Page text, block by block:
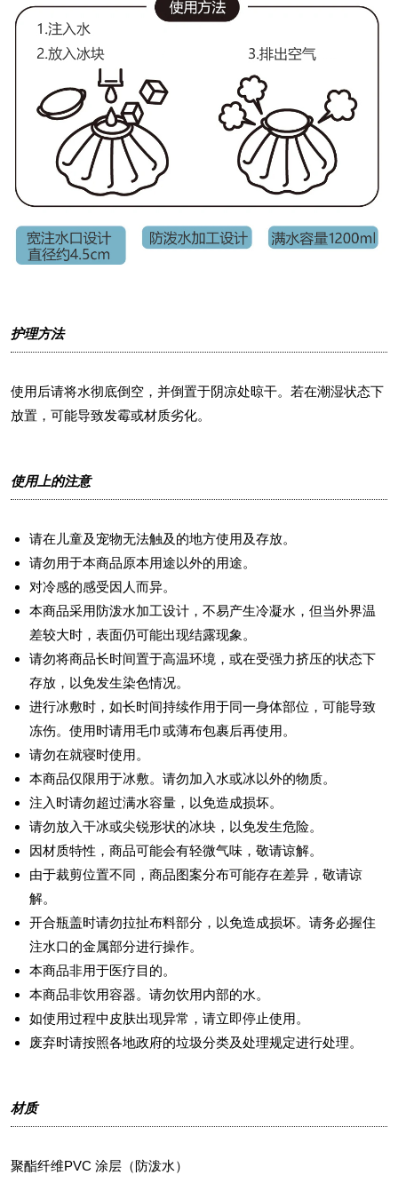
护理方法
使用后请将水彻底倒空，并倒置于阴凉处晾干。若在潮湿状态下
放置，可能导致发霉或材质劣化。
使用上的注意
请在儿童及宠物无法触及的地方使用及存放。
请勿用于本商品原本用途以外的用途。
对冷感的感受因人而异。
本商品采用防泼水加工设计，不易产生冷凝水，但当外界温
差较大时，表面仍可能出现结露现象。
请勿将商品长时间置于高温环境，或在受强力挤压的状态下
存放，以免发生染色情况。
进行冰敷时，如长时间持续作用于同一身体部位，可能导致
冻伤。使用时请用毛巾或薄布包裹后再使用。
请勿在就寝时使用。
本商品仅限用于冰敷。请勿加入水或冰以外的物质。
注入时请勿超过满水容量，以免造成损坏。
请勿放入干冰或尖锐形状的冰块，以免发生危险。
因材质特性，商品可能会有轻微气味，敬请谅解。
由于裁剪位置不同，商品图案分布可能存在差异，敬请谅
解。
开合瓶盖时请勿拉扯布料部分，以免造成损坏。请务必握住
注水口的金属部分进行操作。
本商品非用于医疗目的。
本商品非饮用容器。请勿饮用内部的水。
如使用过程中皮肤出现异常，请立即停止使用。
废弃时请按照各地政府的垃圾分类及处理规定进行处理。
材质
聚酯纤维PVC 涂层（防泼水）